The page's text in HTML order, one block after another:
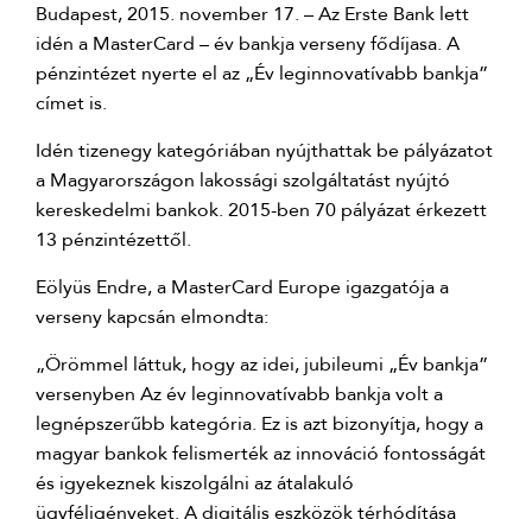
Budapest, 2015. november 17. – Az Erste Bank lett
idén a MasterCard – év bankja verseny fődíjasa. A
pénzintézet nyerte el az „Év leginnovatívabb bankja”
címet is.
Idén tizenegy kategóriában nyújthattak be pályázatot
a Magyarországon lakossági szolgáltatást nyújtó
kereskedelmi bankok. 2015-ben 70 pályázat érkezett
13 pénzintézettől.
Eölyüs Endre, a MasterCard Europe igazgatója a
verseny kapcsán elmondta:
„Örömmel láttuk, hogy az idei, jubileumi „Év bankja”
versenyben Az év leginnovatívabb bankja volt a
legnépszerűbb kategória. Ez is azt bizonyítja, hogy a
magyar bankok felismerték az innováció fontosságát
és igyekeznek kiszolgálni az átalakuló
ügyféligényeket. A digitális eszközök térhódítása